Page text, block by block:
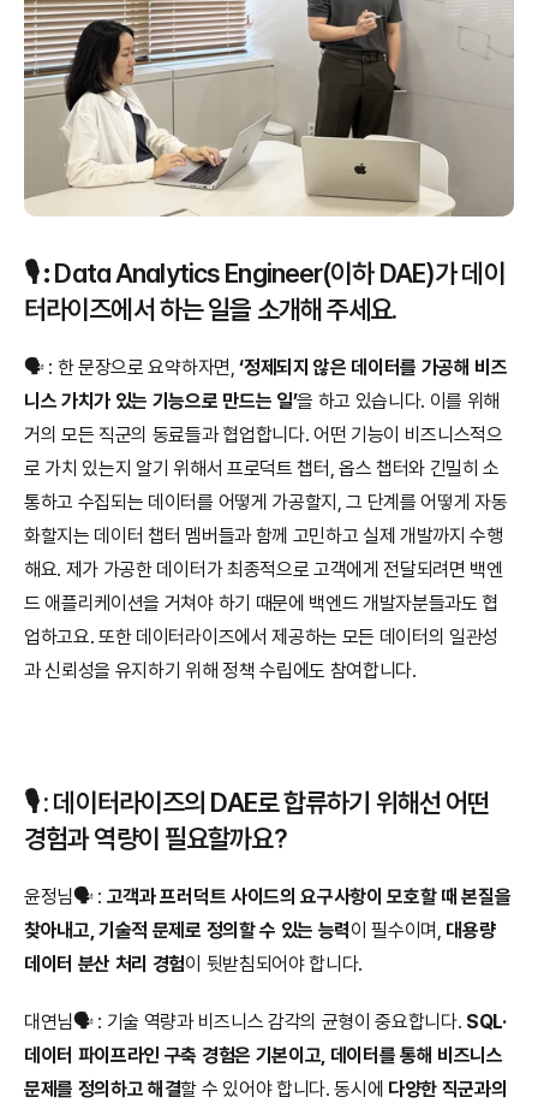
🎙️ : Data Analytics Engineer(이하 DAE)가 데이
터라이즈에서 하는 일을 소개해 주세요.
🗣️ : 한 문장으로 요약하자면, ‘정제되지 않은 데이터를 가공해 비즈
니스 가치가 있는 기능으로 만드는 일’을 하고 있습니다. 이를 위해
거의 모든 직군의 동료들과 협업합니다. 어떤 기능이 비즈니스적으
로 가치 있는지 알기 위해서 프로덕트 챕터, 옵스 챕터와 긴밀히 소
통하고 수집되는 데이터를 어떻게 가공할지, 그 단계를 어떻게 자동
화할지는 데이터 챕터 멤버들과 함께 고민하고 실제 개발까지 수행
해요. 제가 가공한 데이터가 최종적으로 고객에게 전달되려면 백엔
드 애플리케이션을 거쳐야 하기 때문에 백엔드 개발자분들과도 협
업하고요. 또한 데이터라이즈에서 제공하는 모든 데이터의 일관성
과 신뢰성을 유지하기 위해 정책 수립에도 참여합니다.
🎙️ : 데이터라이즈의 DAE로 합류하기 위해선 어떤
경험과 역량이 필요할까요?
윤정님🗣️ : 고객과 프러덕트 사이드의 요구사항이 모호할 때 본질을
찾아내고, 기술적 문제로 정의할 수 있는 능력이 필수이며, 대용량
데이터 분산 처리 경험이 뒷받침되어야 합니다.
대연님🗣️ : 기술 역량과 비즈니스 감각의 균형이 중요합니다. SQL·
데이터 파이프라인 구축 경험은 기본이고, 데이터를 통해 비즈니스
문제를 정의하고 해결할 수 있어야 합니다. 동시에 다양한 직군과의